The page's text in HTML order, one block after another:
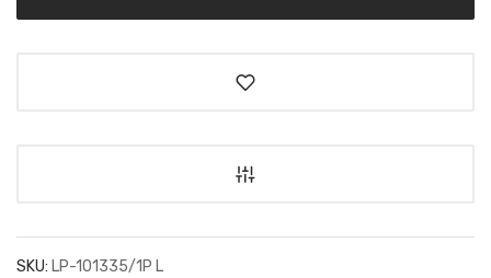
SKU: LP-101335/1P L